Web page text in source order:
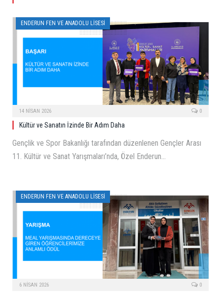
ENDERUN FEN VE ANADOLU LISESI
14 NISAN 2026 0
Kültür ve Sanatın İzinde Bir Adım Daha
Gençlik ve Spor Bakanlığı tarafından düzenlenen Gençler Arası
11. Kültür ve Sanat Yarışmaları’nda, Özel Enderun…
ENDERUN FEN VE ANADOLU LISESI
6 NISAN 2026 0